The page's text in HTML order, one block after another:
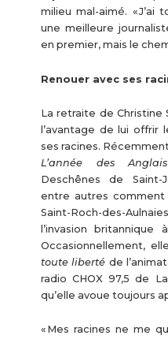
milieu mal-aimé. « J’ai
une meilleure
en premier, mais le
Renouer avec ses
La retraite de Christine
l’avantage de lui
ses racines.
L’année des Anglais
Deschênes de Saint-
entre autres
Saint-Roch-des-
l’invasion
Occasionnellement,
toute liberté de
radio CHOX 97,5 de
qu’elle avoue toujours
« Mes racines ne me